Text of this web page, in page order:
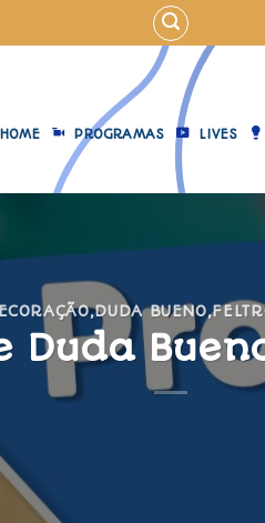
HOME PROGRAMAS LIVES
,DUDA BUENO,
Duda